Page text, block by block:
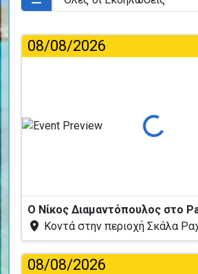
08/08/2026
Φόρτωση...
Ο Νίκος Διαμαντόπουλος στο
Κοντά στην περιοχή Σκάλα
08/08/2026